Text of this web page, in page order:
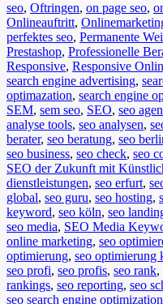
seo, Oftringen, on page seo,
Onlineauftritt,
perfektes seo, Permanente
Prestashop, Professionelle
Responsive, Responsive
search engine advertising,
optimazation, search engine
SEM, sem seo, SEO, seo
analyse tools, seo analysen,
berater, seo beratung, seo
seo business, seo check, seo
SEO der Zukunft mit
dienstleistungen, seo erfurt,
global, seo guru, seo hosting,
keyword, seo köln, seo
seo media, SEO Media
online marketing, seo
optimierung, seo optimierung
seo profi, seo profis, seo rank,
rankings, seo reporting, seo
seo search engine optimization